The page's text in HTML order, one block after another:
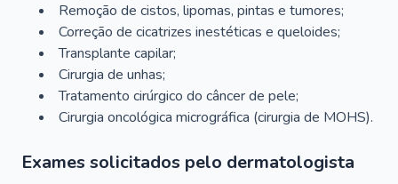
Remoção de cistos, lipomas, pintas e tumores;
Correção de cicatrizes inestéticas e queloides;
Transplante capilar;
Cirurgia de unhas;
Tratamento cirúrgico do câncer de pele;
Cirurgia oncológica micrográfica (cirurgia de MOHS).
Exames solicitados pelo dermatologista